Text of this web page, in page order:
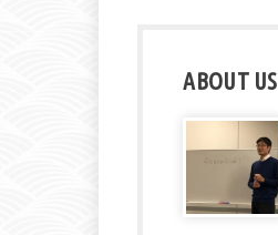
ABOUT US